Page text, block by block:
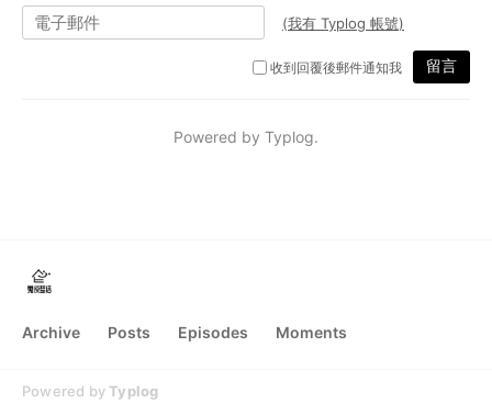
Archive Posts Episodes Moments
Powered byTyplog